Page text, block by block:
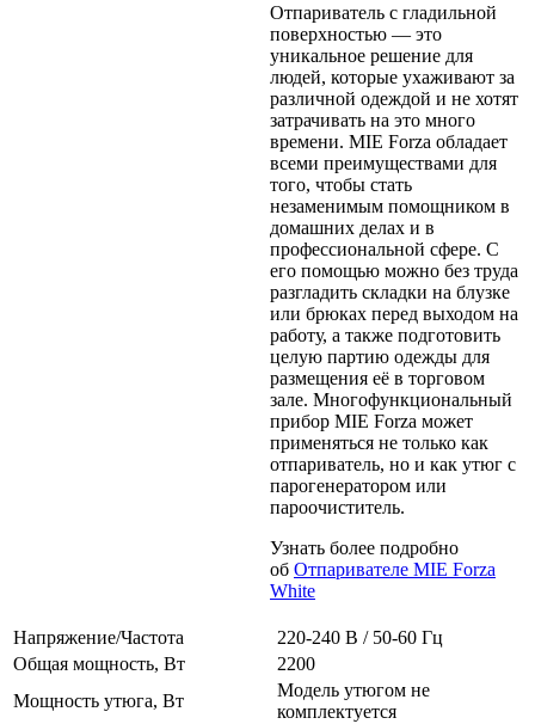
Отпариватель с гладильной
поверхностью — это
уникальное решение для
людей, которые ухаживают за
различной одеждой и не хотят
затрачивать на это много
времени. MIE Forza обладает
всеми преимуществами для
того, чтобы стать
незаменимым помощником в
домашних делах и в
профессиональной сфере. С
его помощью можно без труда
разгладить складки на блузке
или брюках перед выходом на
работу, а также подготовить
целую партию одежды для
размещения её в торговом
зале. Многофункциональный
прибор MIE Forza может
применяться не только как
отпариватель, но и как утюг с
парогенератором или
пароочиститель.
Узнать более подробно
об Отпаривателе MIE Forza
White
Напряжение/Частота
220-240 В / 50-60 Гц
Общая мощность, Вт
2200
Мощность утюга, Вт
Модель утюгом не
комплектуется